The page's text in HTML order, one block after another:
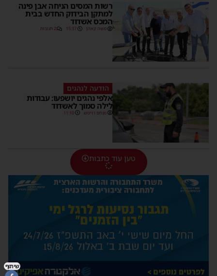
רשות המסים הניחה אבן פינה
למתקן הבידוק החדש בבית
המכס אשדוד
משה קאהן 15:37 2 תגובות
הודעה לנהגים
אלפי נהגים יושפעו: עבודות
לילה סמוך לאשדוד
מנחם דויטש 11:10
טען עוד כתבות
שיתוף